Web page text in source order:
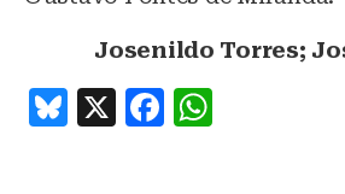
Josenildo Torres;
B
X
F